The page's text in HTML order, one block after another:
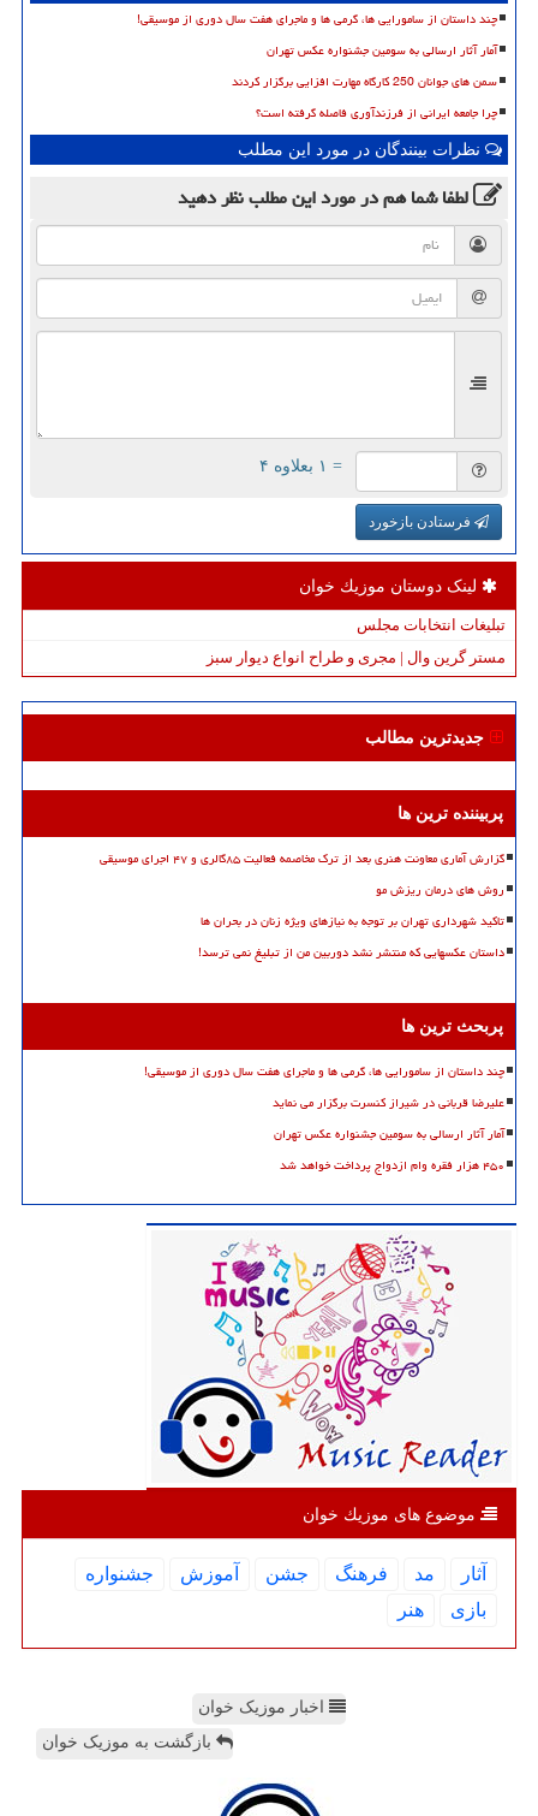
چند داستان از سامورایی ها، گرمی ها و ماجرای هفت سال دوری از موسیقی!
آمار آثار ارسالی به سومین جشنواره عکس تهران
سمن های جوانان 250 کارگاه مهارت افزایی برگزار کردند
چرا جامعه ایرانی از فرزندآوری فاصله گرفته است؟
نظرات بینندگان در مورد این مطلب
لطفا شما همدر مورد این مطلبنظر دهید
= ۱ بعلاوه ۴
فرستادن بازخورد
لینک دوستان موزیك خوان
تبلیغات انتخابات مجلس
مستر گرین وال | مجری و طراح انواع دیوار سبز
جدیدترین مطالب
پربیننده ترین ها
گزارش آماری معاونت هنری بعد از ترک مخاصمه فعالیت ۸۵گالری و ۴۷ اجرای موسیقی
روش های درمان ریزش مو
تاکید شهرداری تهران بر توجه به نیازهای ویژه زنان در بحران ها
داستان عکسهایی که منتشر نشد دوربین من از تبلیغ نمی ترسد!
پربحث ترین ها
چند داستان از سامورایی ها، گرمی ها و ماجرای هفت سال دوری از موسیقی!
علیرضا قربانی در شیراز کنسرت برگزار می نماید
آمار آثار ارسالی به سومین جشنواره عکس تهران
۴۵۰ هزار فقره وام ازدواج پرداخت خواهد شد
موضوع های موزیك خوان
آثار مد فرهنگ جشن آموزش
جشنواره
بازی
هنر
اخبار موزیک خوان
بازگشت به موزیک خوان